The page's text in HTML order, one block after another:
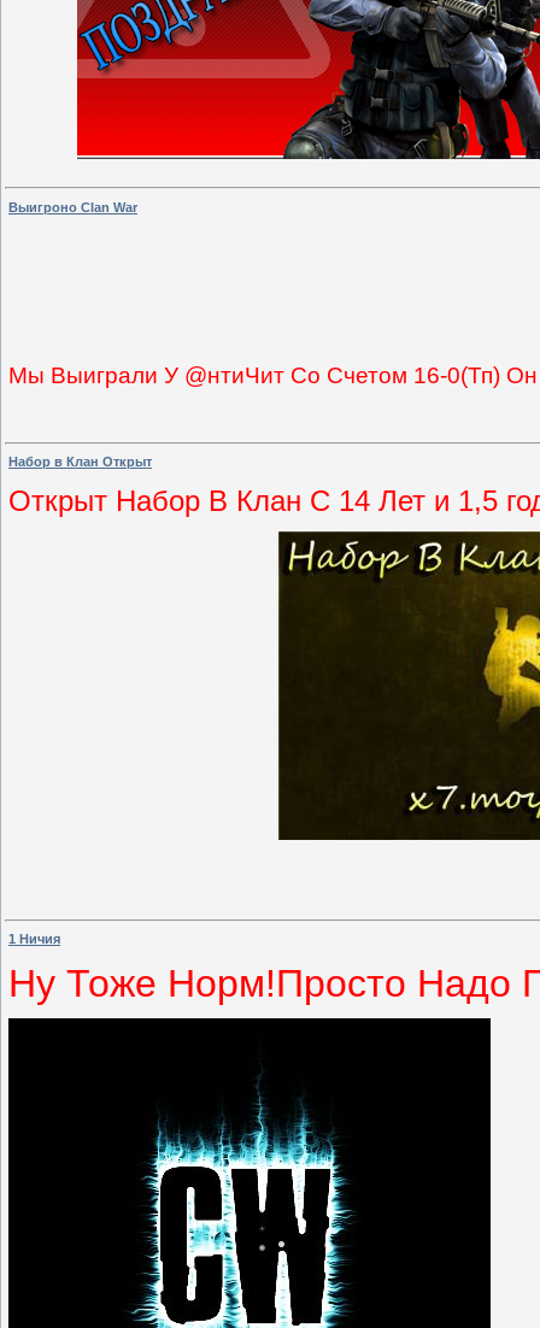
Выигроно Clan War
Мы Выиграли У @нтиЧит Со Счетом 16-0(Тп)
Набор в Клан Открыт
Открыт Набор В Клан С 14 Лет и 1,5
1 Ничия
Ну Тоже Норм!Просто Надо